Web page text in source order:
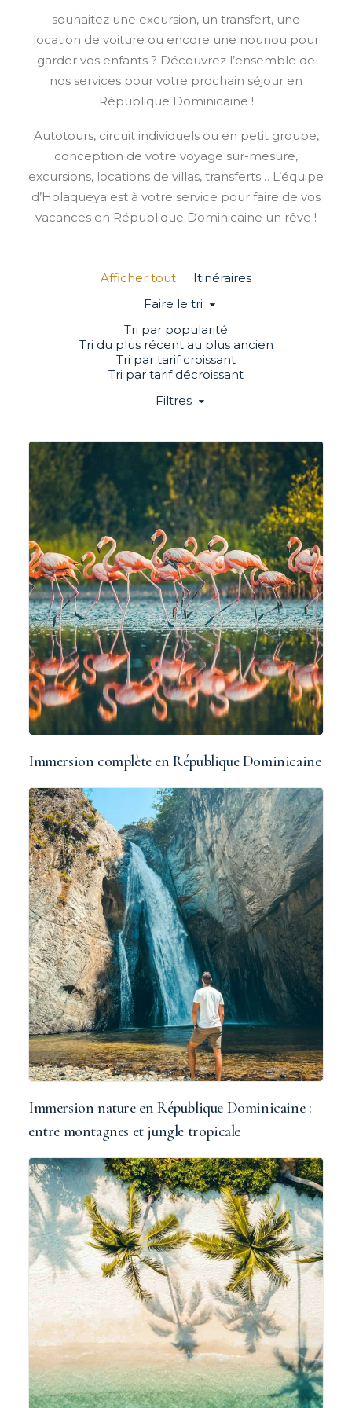
souhaitez une excursion, un transfert, une
location de voiture ou encore une nounou pour
garder vos enfants ? Découvrez l’ensemble de
nos services pour votre prochain séjour en
République Dominicaine !
Autotours, circuit individuels ou en petit groupe,
conception de votre voyage sur-mesure,
excursions, locations de villas, transferts… L’équipe
d’Holaqueya est à votre service pour faire de vos
vacances en République Dominicaine un rêve !
Afficher tout
Itinéraires
Faire le tri
Tri par popularité
Tri du plus récent au plus ancien
Tri par tarif croissant
Tri par tarif décroissant
Filtres
Immersion complète en République Dominicaine
Immersion nature en République Dominicaine :
entre montagnes et jungle tropicale